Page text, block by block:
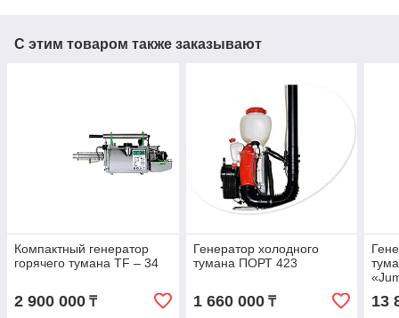
С этим товаром также заказывают
Компактный генератор
горячего тумана TF – 34
2 900 000 ₸
Генератор холодного
тумана ПОРТ 423
1 660 000₸ 13